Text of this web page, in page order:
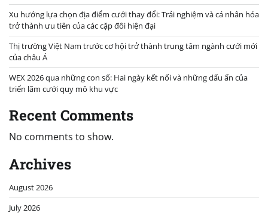
Xu hướng lựa chọn địa điểm cưới thay đổi: Trải nghiệm và cá nhân hóa
trở thành ưu tiên của các cặp đôi hiện đại
Thị trường Việt Nam trước cơ hội trở thành trung tâm ngành cưới mới
của châu Á
WEX 2026 qua những con số: Hai ngày kết nối và những dấu ấn của
triển lãm cưới quy mô khu vực
Recent Comments
No comments to show.
Archives
August 2026
July 2026